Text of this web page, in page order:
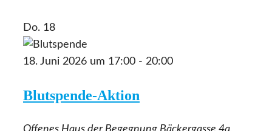
Do. 18
18. Juni 2026 um 17:00 - 20:00
Blutspende-Aktion